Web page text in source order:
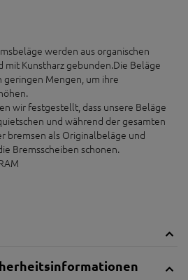
werden aus organischen
Kunstharz gebunden.Die Beläge
Mengen, um ihre
wir festgestellt, dass unsere Beläge
und während der gesamten
bremsen als Originalbeläge und
Bremsscheiben schonen.